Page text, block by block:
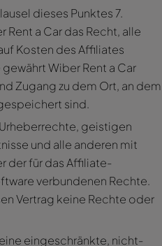
dieses Punktes 7.
Rent a Car das Recht, alle
Kosten des Affiliates
Wiber Rent a Car
Zugang zu dem Ort, an dem
sind.
geistigen
und alle anderen mit
der für das Affiliate-
verbundenen Rechte.
Vertrag keine Rechte oder
eingeschränkte, nicht-